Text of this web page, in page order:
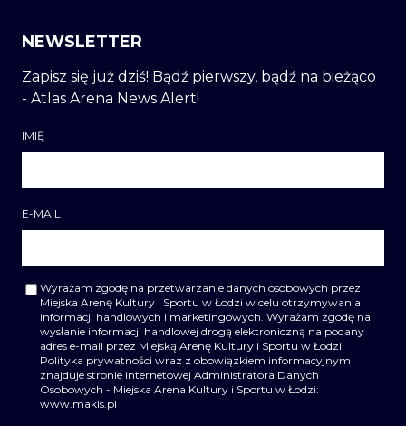
NEWSLETTER
Zapisz się już dziś! Bądź pierwszy, bądź na bieżąco
- Atlas Arena News Alert!
IMIĘ
E-MAIL
Wyrażam zgodę na przetwarzanie danych osobowych przez
Miejska Arenę Kultury i Sportu w Łodzi w celu otrzymywania
informacji handlowych i marketingowych. Wyrażam zgodę na
wysłanie informacji handlowej drogą elektroniczną na podany
adres e-mail przez Miejską Arenę Kultury i Sportu w Łodzi.
Polityka prywatności wraz z obowiązkiem informacyjnym
znajduje stronie internetowej Administratora Danych
Osobowych - Miejska Arena Kultury i Sportu w Łodzi:
www.makis.pl